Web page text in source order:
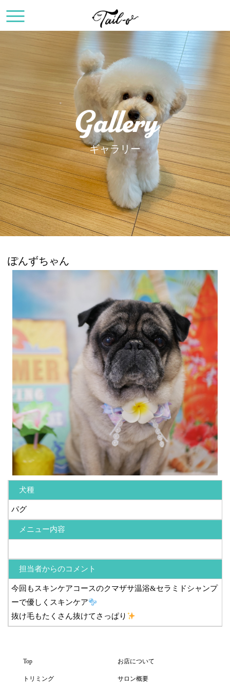
Gallery
ギャラリー
ぽんずちゃん
犬種
パグ
メニュー内容
担当者からのコメント
今回もスキンケアコースのクマザサ温浴&セラミドシャンプ
ーで優しくスキンケア
抜け毛もたくさん抜けてさっぱり
Top お店について
トリミング サロン概要